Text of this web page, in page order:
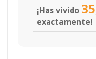
¡Has vivido
exactamente!